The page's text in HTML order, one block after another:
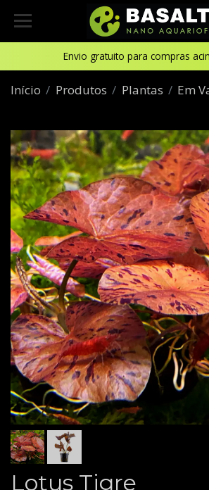
Envio gratuito para compras
Início Produtos Plantas Em
Lotus Tigre